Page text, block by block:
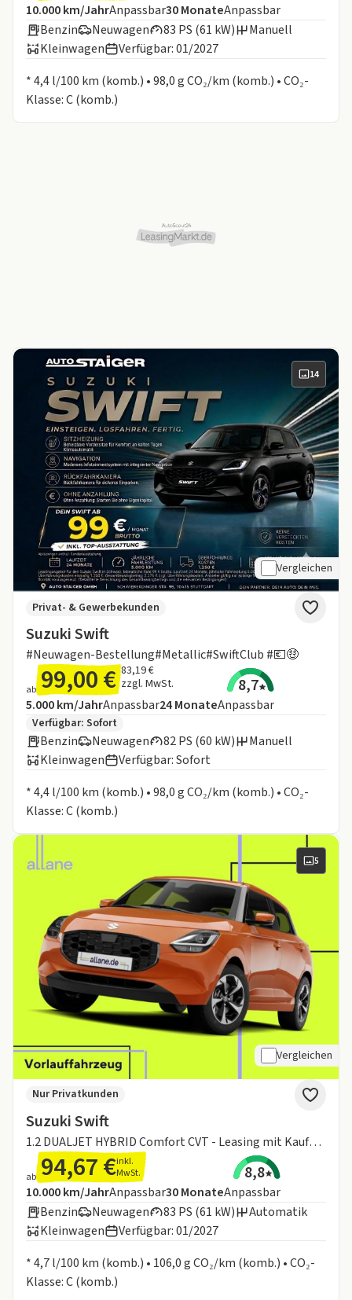
Angebotsdetails:
Inklusive Laufleistung
10.000 km/JahrAnpassbarLaufzeit
30MonateAnpassbar
Benzin
Neuwagen 83 PS (61 kW)
Manuell
Kleinwagen
Verfügbar: 01/2027
* 4,4 l/100 km (komb.) • 98,0 g CO₂/km (komb.) • CO₂-
Klasse: C (komb.)
14
Vergleichen
Suzuki Swift
#Neuwagen-Bestellung#Metallic#SwiftClub #💶🤑
Privat- & Gewerbekunden
ab 99,00 € 83,19 €
zzgl. MwSt.
8,7
Angebotsdetails:
Inklusive Laufleistung
5.000 km/JahrAnpassbarLaufzeit
24MonateAnpassbar
Zusätzliche Fahrzeuginformationen:
Verfügbar: Sofort
Benzin Neuwagen 82 PS (60 kW)
Manuell
Kleinwagen
Verfügbar: Sofort
* 4,4 l/100 km (komb.) • 98,0 g CO₂/km (komb.) • CO₂-
Klasse: C (komb.)
5
Vergleichen
Suzuki Swift
1.2 DUALJET HYBRID Comfort CVT - Leasing mit Kaufoption - Vorlauffahrzeug!
Nur Privatkunden
ab 94,67 €inkl.
MwSt.
8,8
Angebotsdetails:
Inklusive Laufleistung
10.000 km/JahrAnpassbarLaufzeit
30MonateAnpassbar
Benzin
Neuwagen 83 PS (61 kW)
Automatik
Kleinwagen
Verfügbar: 01/2027
* 4,7 l/100 km (komb.) • 106,0 g CO₂/km (komb.) • CO₂-
Klasse: C (komb.)